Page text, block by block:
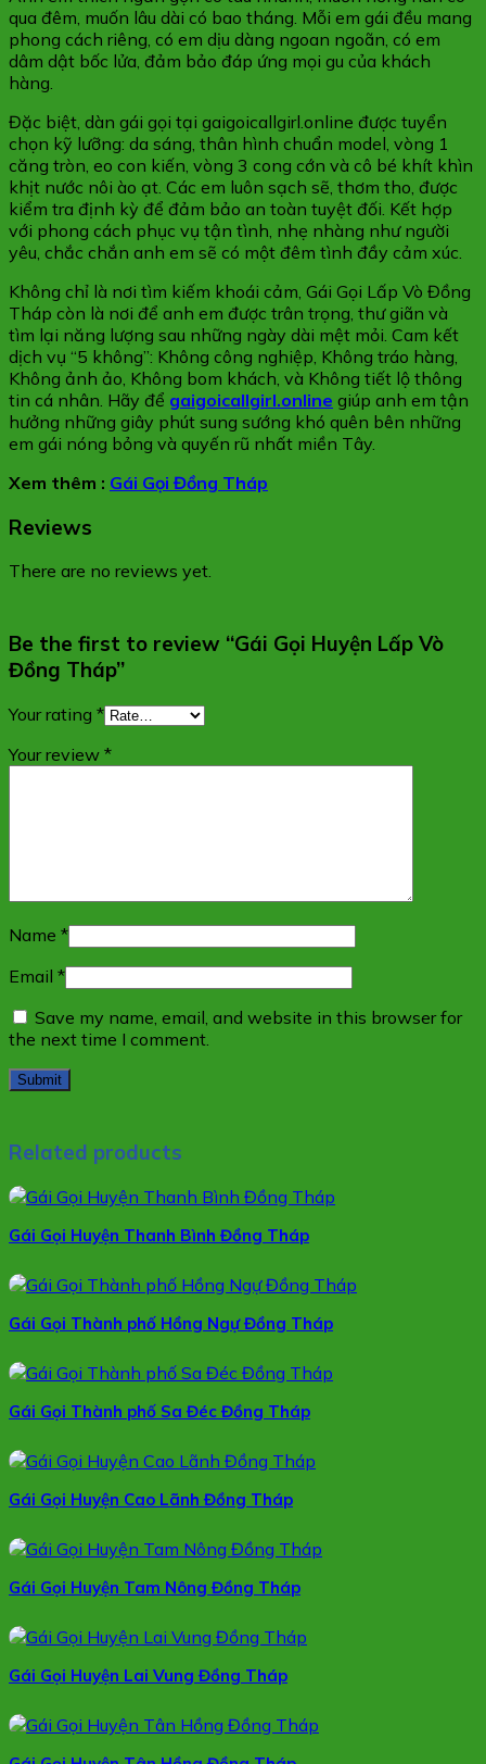
qua đêm, muốn lâu dài có bao tháng. Mỗi em gái đều mang
phong cách riêng, có em dịu dàng ngoan ngoãn, có em
dâm dật bốc lửa, đảm bảo đáp ứng mọi gu của khách
hàng.
Đặc biệt, dàn gái gọi tại gaigoicallgirl.online được tuyển
chọn kỹ lưỡng: da sáng, thân hình chuẩn model, vòng 1
căng tròn, eo con kiến, vòng 3 cong cớn và cô bé khít khìn
khịt nước nôi ào ạt. Các em luôn sạch sẽ, thơm tho, được
kiểm tra định kỳ để đảm bảo an toàn tuyệt đối. Kết hợp
với phong cách phục vụ tận tình, nhẹ nhàng như người
yêu, chắc chắn anh em sẽ có một đêm tình đầy cảm xúc.
Không chỉ là nơi tìm kiếm khoái cảm, Gái Gọi Lấp Vò Đồng
Tháp còn là nơi để anh em được trân trọng, thư giãn và
tìm lại năng lượng sau những ngày dài mệt mỏi. Cam kết
dịch vụ “5 không”: Không công nghiệp, Không tráo hàng,
Không ảnh ảo, Không bom khách, và Không tiết lộ thông
tin cá nhân. Hãy để gaigoicallgirl.online giúp anh em tận
hưởng những giây phút sung sướng khó quên bên những
em gái nóng bỏng và quyến rũ nhất miền Tây.
Xem thêm : Gái Gọi Đồng Tháp
Reviews
There are no reviews yet.
Be the first to review “Gái Gọi Huyện Lấp Vò
Đồng Tháp”
Your rating *
Your review *
Name *
Email *
Save my name, email, and website in this browser for
the next time I comment.
Related products
Gái Gọi Huyện Thanh Bình Đồng Tháp
Gái Gọi Thành phố Hồng Ngự Đồng Tháp
Gái Gọi Thành phố Sa Đéc Đồng Tháp
Gái Gọi Huyện Cao Lãnh Đồng Tháp
Gái Gọi Huyện Tam Nông Đồng Tháp
Gái Gọi Huyện Lai Vung Đồng Tháp